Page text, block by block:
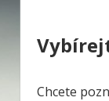
Chcete